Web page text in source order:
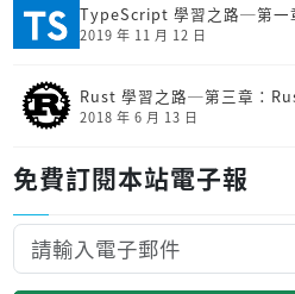
TypeScript 學習之路─第一
2019 年 11 月 12 日
Rust 學習之路─第三章：
2018 年 6 月 13 日
免費訂閱本站電子報